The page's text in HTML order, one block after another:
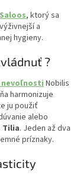
, ktorý sa
a
hygieny.
?
Nobilis
harmonizuje
ju použiť
alebo
Tilia. Jeden až dva
príznaky.